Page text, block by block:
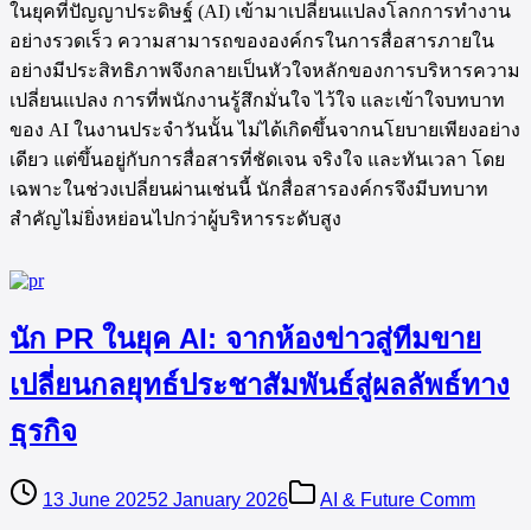
ในยุคที่ปัญญาประดิษฐ์ (AI) เข้ามาเปลี่ยนแปลงโลกการทำงาน
อย่างรวดเร็ว ความสามารถขององค์กรในการสื่อสารภายใน
อย่างมีประสิทธิภาพจึงกลายเป็นหัวใจหลักของการบริหารความ
เปลี่ยนแปลง การที่พนักงานรู้สึกมั่นใจ ไว้ใจ และเข้าใจบทบาท
ของ AI ในงานประจำวันนั้น ไม่ได้เกิดขึ้นจากนโยบายเพียงอย่าง
เดียว แต่ขึ้นอยู่กับการสื่อสารที่ชัดเจน จริงใจ และทันเวลา โดย
เฉพาะในช่วงเปลี่ยนผ่านเช่นนี้ นักสื่อสารองค์กรจึงมีบทบาท
สำคัญไม่ยิ่งหย่อนไปกว่าผู้บริหารระดับสูง
นัก PR ในยุค AI: จากห้องข่าวสู่ทีมขาย
เปลี่ยนกลยุทธ์ประชาสัมพันธ์สู่ผลลัพธ์ทาง
ธุรกิจ
13 June 20252 January 2026 AI & Future Comm